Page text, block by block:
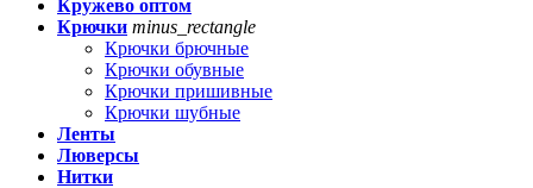
Кружево оптом
Крючки minus_rectangle
Крючки брючные
Крючки обувные
Крючки пришивные
Крючки шубные
Ленты
Люверсы
Нитки